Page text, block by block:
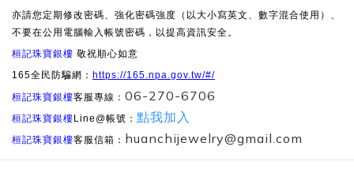
亦請您定期修改密碼、強化密碼強度（以大小寫英文、數字混合使用）、
不要在公用電腦輸入帳號密碼，以提高資訊安全。
桓記珠寶銀樓 敬祝順心如意
165全民防騙網： https://165.npa.gov.tw/#/
桓記珠寶銀樓客服專線： 06-270-6706
桓記珠寶銀樓 Line@帳號： 點我加入
桓記珠寶銀樓客服信箱： huanchijewelry@gmail.com